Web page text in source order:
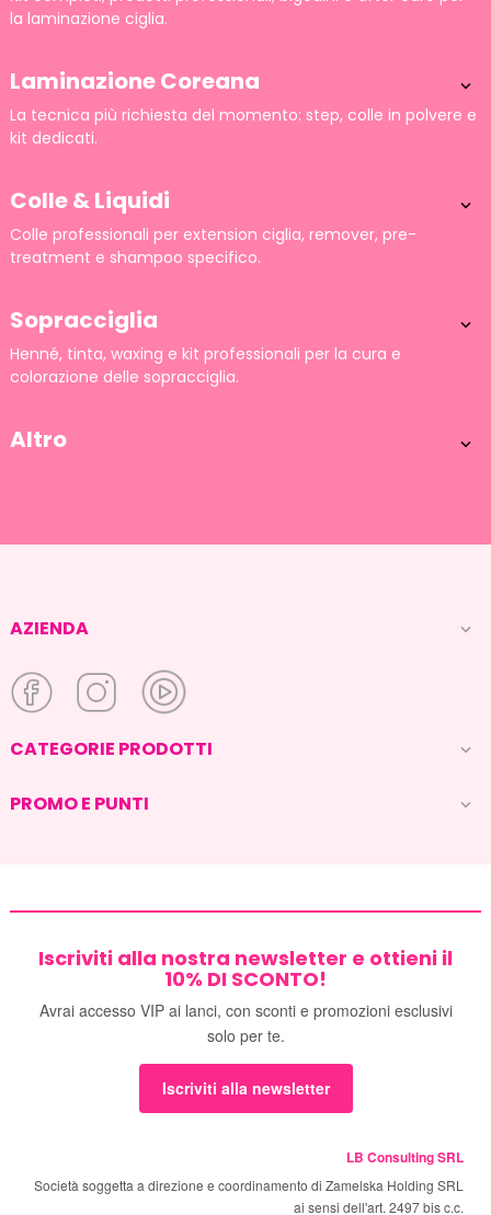
la laminazione ciglia.
Laminazione Coreana 
La tecnica più richiesta del momento: step, colle in polvere e
kit dedicati.
Colle & Liquidi 
Colle professionali per extension ciglia, remover, pre-
treatment e shampoo specifico.
Sopracciglia 
Henné, tinta, waxing e kit professionali per la cura e
colorazione delle sopracciglia.
Altro 
AZIENDA 
CATEGORIE PRODOTTI 
PROMO E PUNTI 
Iscriviti alla nostra newsletter e ottieni il
10% DI SCONTO!
Avrai accesso VIP ai lanci, con sconti e promozioni esclusivi
solo per te.
Iscriviti alla newsletter
LB Consulting SRL
Società soggetta a direzione e coordinamento di Zamelska Holding SRL
ai sensi dell'art. 2497 bis c.c.